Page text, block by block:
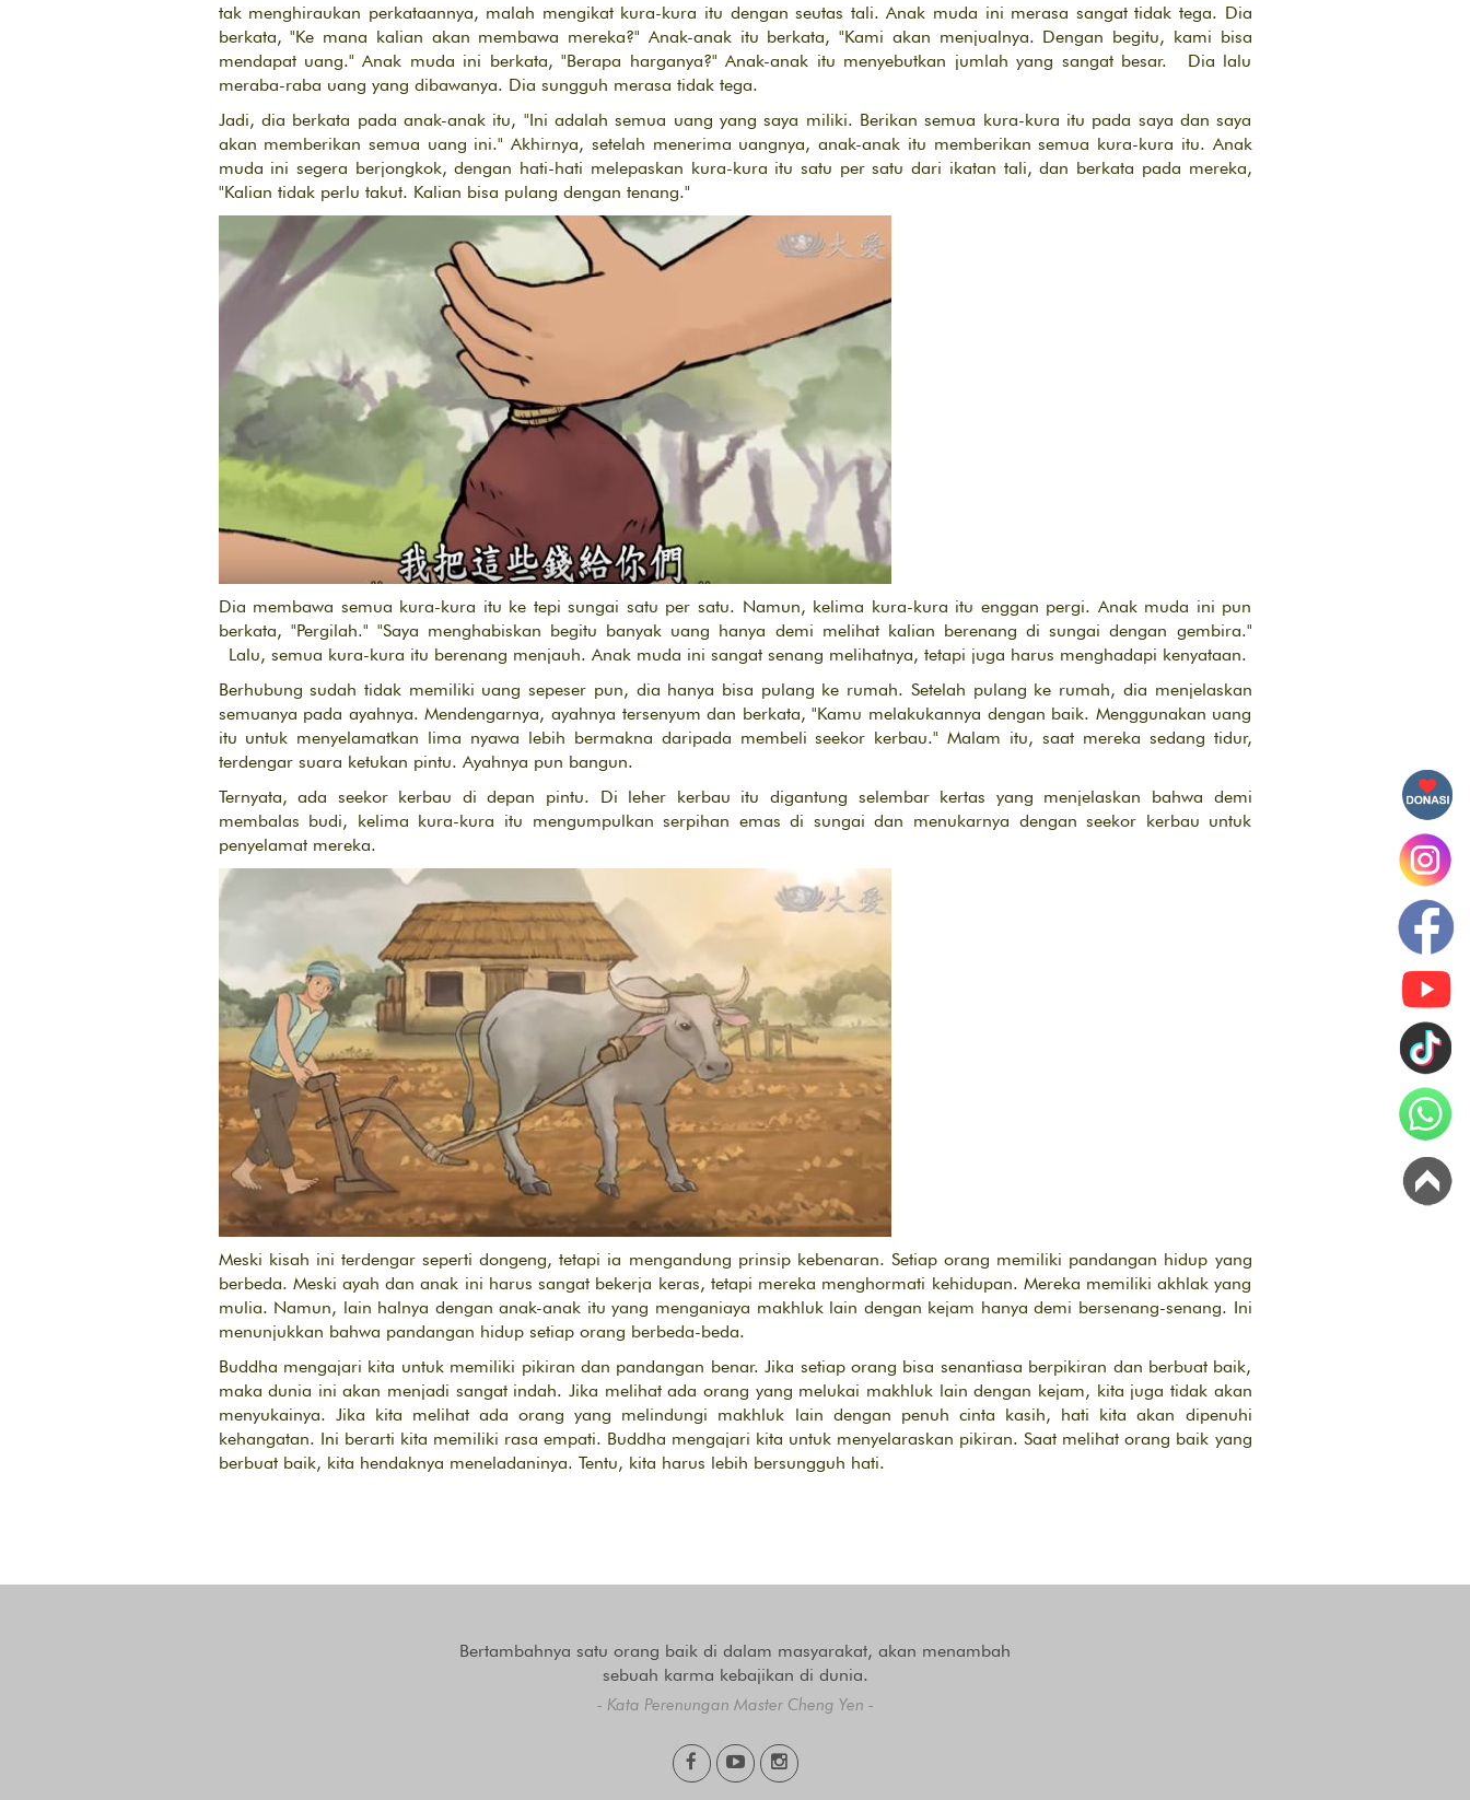
tak menghiraukan perkataannya, malah mengikat kura-kura itu dengan seutas tali. Anak muda ini merasa sangat tidak tega. Dia
berkata, "Ke mana kalian akan membawa mereka?" Anak-anak itu berkata, "Kami akan menjualnya. Dengan begitu, kami bisa
mendapat uang." Anak muda ini berkata, "Berapa harganya?" Anak-anak itu menyebutkan jumlah yang sangat besar. Dia lalu
meraba-raba uang yang dibawanya. Dia sungguh merasa tidak tega.
Jadi, dia berkata pada anak-anak itu, "Ini adalah semua uang yang saya miliki. Berikan semua kura-kura itu pada saya dan saya
akan memberikan semua uang ini." Akhirnya, setelah menerima uangnya, anak-anak itu memberikan semua kura-kura itu. Anak
muda ini segera berjongkok, dengan hati-hati melepaskan kura-kura itu satu per satu dari ikatan tali, dan berkata pada mereka,
"Kalian tidak perlu takut. Kalian bisa pulang dengan tenang."
Dia membawa semua kura-kura itu ke tepi sungai satu per satu. Namun, kelima kura-kura itu enggan pergi. Anak muda ini pun
berkata, "Pergilah." "Saya menghabiskan begitu banyak uang hanya demi melihat kalian berenang di sungai dengan gembira."
Lalu, semua kura-kura itu berenang menjauh. Anak muda ini sangat senang melihatnya, tetapi juga harus menghadapi kenyataan.
Berhubung sudah tidak memiliki uang sepeser pun, dia hanya bisa pulang ke rumah. Setelah pulang ke rumah, dia menjelaskan
semuanya pada ayahnya. Mendengarnya, ayahnya tersenyum dan berkata, "Kamu melakukannya dengan baik. Menggunakan uang
itu untuk menyelamatkan lima nyawa lebih bermakna daripada membeli seekor kerbau." Malam itu, saat mereka sedang tidur,
terdengar suara ketukan pintu. Ayahnya pun bangun.
Ternyata, ada seekor kerbau di depan pintu. Di leher kerbau itu digantung selembar kertas yang menjelaskan bahwa demi
membalas budi, kelima kura-kura itu mengumpulkan serpihan emas di sungai dan menukarnya dengan seekor kerbau untuk
penyelamat mereka.
Meski kisah ini terdengar seperti dongeng, tetapi ia mengandung prinsip kebenaran. Setiap orang memiliki pandangan hidup yang
berbeda. Meski ayah dan anak ini harus sangat bekerja keras, tetapi mereka menghormati kehidupan. Mereka memiliki akhlak yang
mulia. Namun, lain halnya dengan anak-anak itu yang menganiaya makhluk lain dengan kejam hanya demi bersenang-senang. Ini
menunjukkan bahwa pandangan hidup setiap orang berbeda-beda.
Buddha mengajari kita untuk memiliki pikiran dan pandangan benar. Jika setiap orang bisa senantiasa berpikiran dan berbuat baik,
maka dunia ini akan menjadi sangat indah. Jika melihat ada orang yang melukai makhluk lain dengan kejam, kita juga tidak akan
menyukainya. Jika kita melihat ada orang yang melindungi makhluk lain dengan penuh cinta kasih, hati kita akan dipenuhi
kehangatan. Ini berarti kita memiliki rasa empati. Buddha mengajari kita untuk menyelaraskan pikiran. Saat melihat orang baik yang
berbuat baik, kita hendaknya meneladaninya. Tentu, kita harus lebih bersungguh hati.
Bertambahnya satu orang baik di dalam masyarakat, akan menambah
sebuah karma kebajikan di dunia.
- Kata Perenungan Master Cheng Yen -